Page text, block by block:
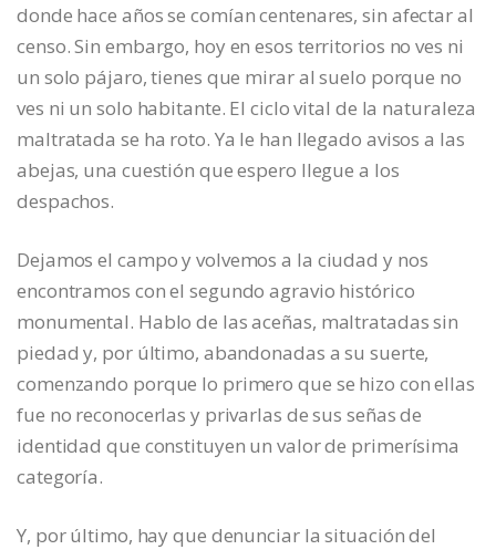
donde hace años se comían centenares, sin afectar al
censo. Sin embargo, hoy en esos territorios no ves ni
un solo pájaro, tienes que mirar al suelo porque no
ves ni un solo habitante. El ciclo vital de la naturaleza
maltratada se ha roto. Ya le han llegado avisos a las
abejas, una cuestión que espero llegue a los
despachos.
Dejamos el campo y volvemos a la ciudad y nos
encontramos con el segundo agravio histórico
monumental. Hablo de las aceñas, maltratadas sin
piedad y, por último, abandonadas a su suerte,
comenzando porque lo primero que se hizo con ellas
fue no reconocerlas y privarlas de sus señas de
identidad que constituyen un valor de primerísima
categoría.
Y, por último, hay que denunciar la situación del